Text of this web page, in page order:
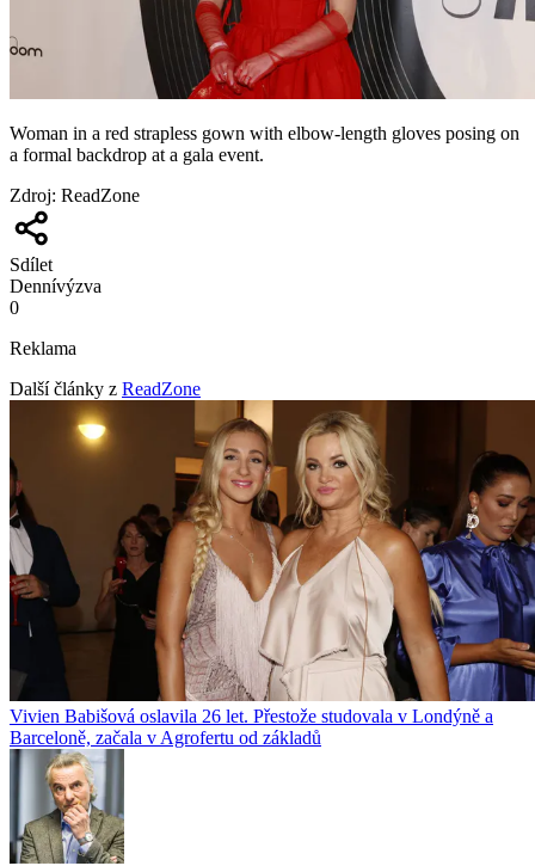
Woman in a red strapless gown with elbow-length gloves posing on
a formal backdrop at a gala event.
Zdroj: ReadZone
Sdílet
Dennívýzva
0
Reklama
Další články z ReadZone
Vivien Babišová oslavila 26 let. Přestože studovala v Londýně a
Barceloně, začala v Agrofertu od základů